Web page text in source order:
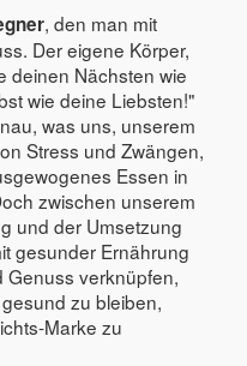
, den man mit
Der eigene Körper,
deinen Nächsten wie
wie deine Liebsten!"
was uns, unserem
Stress und Zwängen,
Essen in
zwischen unserem
und der Umsetzung
gesunder Ernährung
verknüpfen,
zu bleiben,
Marke zu